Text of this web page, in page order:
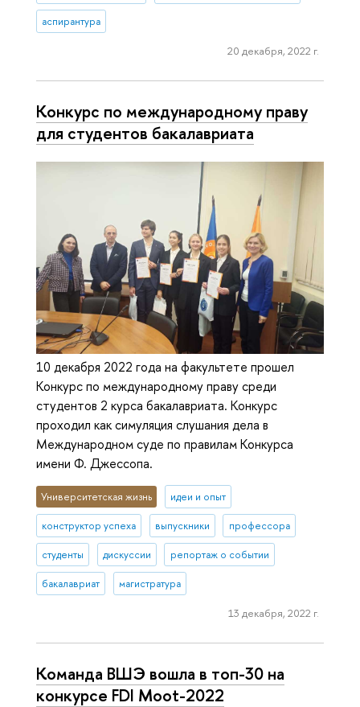
аспирантура
20 декабря, 2022 г.
Конкурс по международному праву
для студентов бакалавриата
10 декабря 2022 года на факультете прошел
Конкурс по международному праву среди
студентов 2 курса бакалавриата. Конкурс
проходил как симуляция слушания дела в
Международном суде по правилам Конкурса
имени Ф. Джессопа.
Университетская жизнь идеи и опыт
конструктор успеха выпускники профессора
студенты дискуссии репортаж о событии
бакалавриат магистратура
13 декабря, 2022 г.
Команда ВШЭ вошла в топ-30 на
конкурсе FDI Moot-2022